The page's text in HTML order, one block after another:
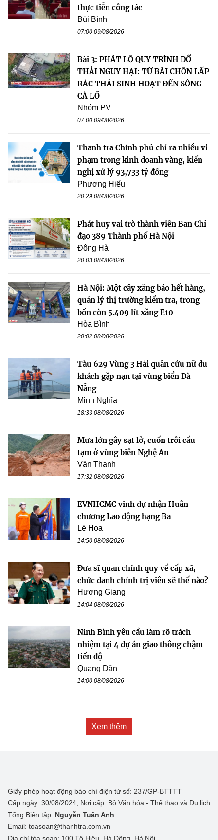
thực tiễn công tác
Bùi Bình
07:00 09/08/2026
Bài 3: PHÁT LỘ QUY TRÌNH ĐỔ
THẢI NGUY HẠI: TỪ BÃI CHÔN LẤP
RÁC THẢI SINH HOẠT ĐẾN SÔNG
CÀ LỒ
Nhóm PV
07:00 09/08/2026
Thanh tra Chính phủ chỉ ra nhiều vi
phạm trong kinh doanh vàng, kiến
nghị xử lý 93,733 tỷ đồng
Phương Hiếu
20:29 08/08/2026
Phát huy vai trò thành viên Ban Chỉ
đạo 389 Thành phố Hà Nội
Đông Hà
20:03 08/08/2026
Hà Nội: Một cây xăng báo hết hàng,
quản lý thị trường kiểm tra, trong
bồn còn 5.409 lít xăng E10
Hòa Bình
20:02 08/08/2026
Tàu 629 Vùng 3 Hải quân cứu nữ du
khách gặp nạn tại vùng biển Đà
Nẵng
Minh Nghĩa
18:33 08/08/2026
Mưa lớn gây sạt lở, cuốn trôi cầu
tạm ở vùng biên Nghệ An
Văn Thanh
17:32 08/08/2026
EVNHCMC vinh dự nhận Huân
chương Lao động hạng Ba
Lê Hoa
14:50 08/08/2026
Đưa sĩ quan chính quy về cấp xã,
chức danh chính trị viên sẽ thế nào?
Hương Giang
14:04 08/08/2026
Ninh Bình yêu cầu làm rõ trách
nhiệm tại 4 dự án giao thông chậm
tiến độ
Quang Dân
14:00 08/08/2026
Xem thêm
Giấy phép hoạt động báo chí điện tử số: 237/GP-BTTTT
Cấp ngày: 30/08/2024; Nơi cấp: Bộ Văn hóa - Thể thao và Du lịch
Tổng Biên tập: Nguyễn Tuấn Anh
Email: toasoan@thanhtra.com.vn
Địa chỉ tòa soạn: 100 Tô Hiệu, Hà Đông, Hà Nội.